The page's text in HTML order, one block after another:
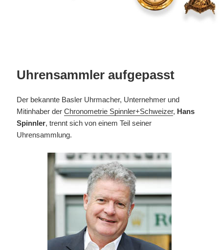
Uhrensammler aufgepasst
Der bekannte Basler Uhrmacher, Unternehmer und
Mitinhaber derChronometrie Spinnler+Schweizer, Hans
Spinnler, trennt sich von einem Teil seiner
Uhrensammlung.